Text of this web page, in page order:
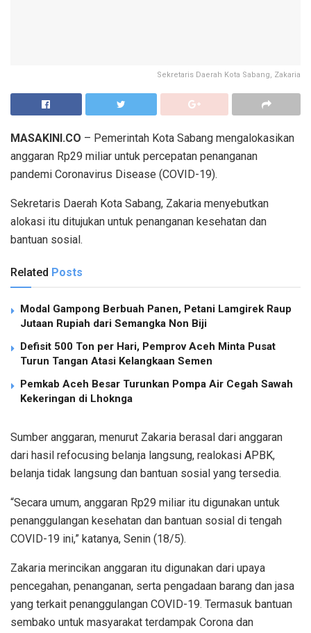
Sekretaris Daerah Kota Sabang, Zakaria
MASAKINI.CO – Pemerintah Kota Sabang mengalokasikan
anggaran Rp29 miliar untuk percepatan penanganan
pandemi Coronavirus Disease (COVID-19).
Sekretaris Daerah Kota Sabang, Zakaria menyebutkan
alokasi itu ditujukan untuk penanganan kesehatan dan
bantuan sosial.
Related Posts
Modal Gampong Berbuah Panen, Petani Lamgirek Raup
Jutaan Rupiah dari Semangka Non Biji
Defisit 500 Ton per Hari, Pemprov Aceh Minta Pusat
Turun Tangan Atasi Kelangkaan Semen
Pemkab Aceh Besar Turunkan Pompa Air Cegah Sawah
Kekeringan di Lhoknga
Sumber anggaran, menurut Zakaria berasal dari anggaran
dari hasil refocusing belanja langsung, realokasi APBK,
belanja tidak langsung dan bantuan sosial yang tersedia.
“Secara umum, anggaran Rp29 miliar itu digunakan untuk
penanggulangan kesehatan dan bantuan sosial di tengah
COVID-19 ini,” katanya, Senin (18/5).
Zakaria merincikan anggaran itu digunakan dari upaya
pencegahan, penanganan, serta pengadaan barang dan jasa
yang terkait penanggulangan COVID-19. Termasuk bantuan
sembako untuk masyarakat terdampak Corona dan